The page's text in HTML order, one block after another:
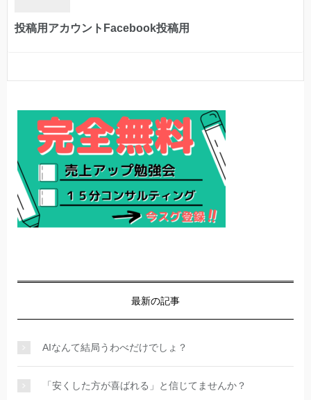
投稿用アカウントFacebook投稿用
最新の記事
AIなんて結局うわべだけでしょ？
「安くした方が喜ばれる」と信じてませんか？